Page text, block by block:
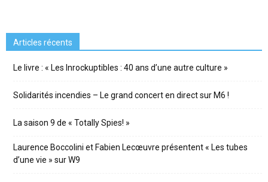
Articles récents
Le livre : « Les Inrockuptibles : 40 ans d’une autre culture »
Solidarités incendies – Le grand concert en direct sur M6 !
La saison 9 de « Totally Spies! »
Laurence Boccolini et Fabien Lecœuvre présentent « Les tubes
d’une vie » sur W9